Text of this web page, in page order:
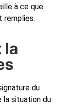
à ce que
la
du
la situation du